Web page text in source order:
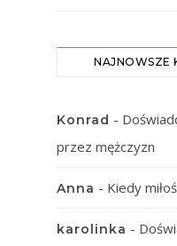
NAJNOWSZE
Konrad -
przez mężczyzn
Anna - Kiedy
karolinka -